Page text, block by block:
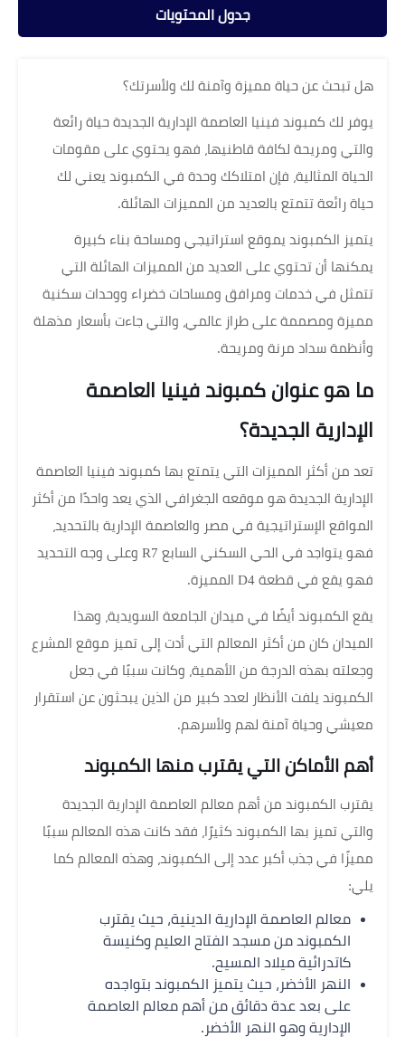
جدول المحتويات
هل تبحث عن حياة مميزة وآمنة لك ولأسرتك؟
يوفر لك كمبوند فينيا العاصمة الإدارية الجديدة حياة رائعة
والتي ومريحة لكافة قاطنيها، فهو يحتوي على مقومات
الحياة المثالية، فإن امتلاكك وحدة في الكمبوند يعني لك
حياة رائعة تتمتع بالعديد من المميزات الهائلة.
يتميز الكمبوند يموقع استراتيجي ومساحة بناء كبيرة
يمكنها أن تحتوي على العديد من المميزات الهائلة التي
تتمثل في خدمات ومرافق ومساحات خضراء ووحدات سكنية
مميزة ومصممة على طراز عالمي، والتي جاءت بأسعار مذهلة
وأنظمة سداد مرنة ومريحة.
ما هو عنوان كمبوند فينيا العاصمة
الإدارية الجديدة؟
تعد من أكثر المميزات التي يتمتع بها كمبوند فينيا العاصمة
الإدارية الجديدة هو موقعه الجغرافي الذي يعد واحدًا من أكثر
المواقع الإستراتيجية في مصر والعاصمة الإدارية بالتحديد،
فهو يتواجد في الحي السكني السابع R7 وعلى وجه التحديد
فهو يقع في قطعة D4 المميزة.
يقع الكمبوند أيضًا في ميدان الجامعة السويدية، وهذا
الميدان كان من أكثر المعالم التي أدت إلى تميز موقع المشرع
وجعلته بهذه الدرجة من الأهمية، وكانت سببًا في جعل
الكمبوند يلفت الأنظار لعدد كبير من الذين يبحثون عن استقرار
معيشي وحياة آمنة لهم ولأسرهم.
أهم الأماكن التي يقترب منها الكمبوند
يقترب الكمبوند من أهم معالم العاصمة الإدارية الجديدة
والتي تميز بها الكمبوند كثيرًا، فقد كانت هذه المعالم سببًا
مميزًا في جذب أكبر عدد إلى الكمبوند، وهذه المعالم كما
يلي:
معالم العاصمة الإدارية الدينية، حيث يقترب
الكمبوند من مسجد الفتاح العليم وكنيسة
كاتدرائية ميلاد المسيح.
النهر الأخضر، حيث يتميز الكمبوند بتواجده
على بعد عدة دقائق من أهم معالم العاصمة
الإدارية وهو النهر الأخضر.